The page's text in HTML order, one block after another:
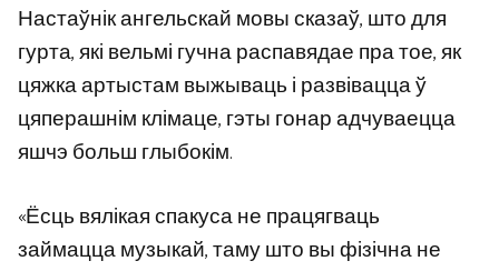
Настаўнік ангельскай мовы сказаў, што для
гурта, які вельмі гучна распавядае пра тое, як
цяжка артыстам выжываць і развівацца ў
цяперашнім клімаце, гэты гонар адчуваецца
яшчэ больш глыбокім.
«Ёсць вялікая спакуса не працягваць
займацца музыкай, таму што вы фізічна не